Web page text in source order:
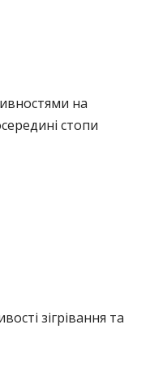
на
стопи
зігрівання та